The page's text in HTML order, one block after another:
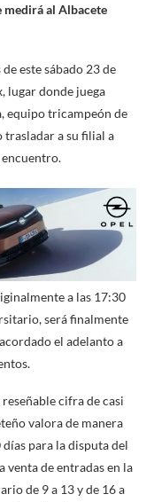
medirá al Albacete
este sábado 23 de
lugar donde juega
equipo tricampeón de
trasladar a su filial a
a las 17:30
será finalmente
el adelanto a
cifra de casi
valora de manera
para la disputa del
venta de entradas en la
de 9 a 13 y de 16 a